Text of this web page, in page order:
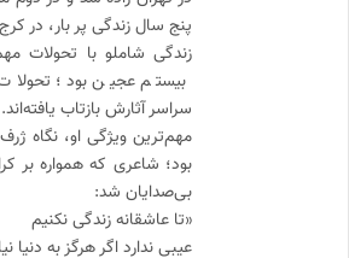
پنج سال زندگی پر بار، در
زندگی شاملو با تحولات
بیستم عجین بود؛
سراسر آثارش بازتاب یافته‌اند.
مهم‌ترین ویژگی او، نگاه
بود؛ شاعری که همواره بر
بی‌صدایان شد:
«تا عاشقانه زندگی نکنیم
عیبی ندارد اگر هرگز به دنیا